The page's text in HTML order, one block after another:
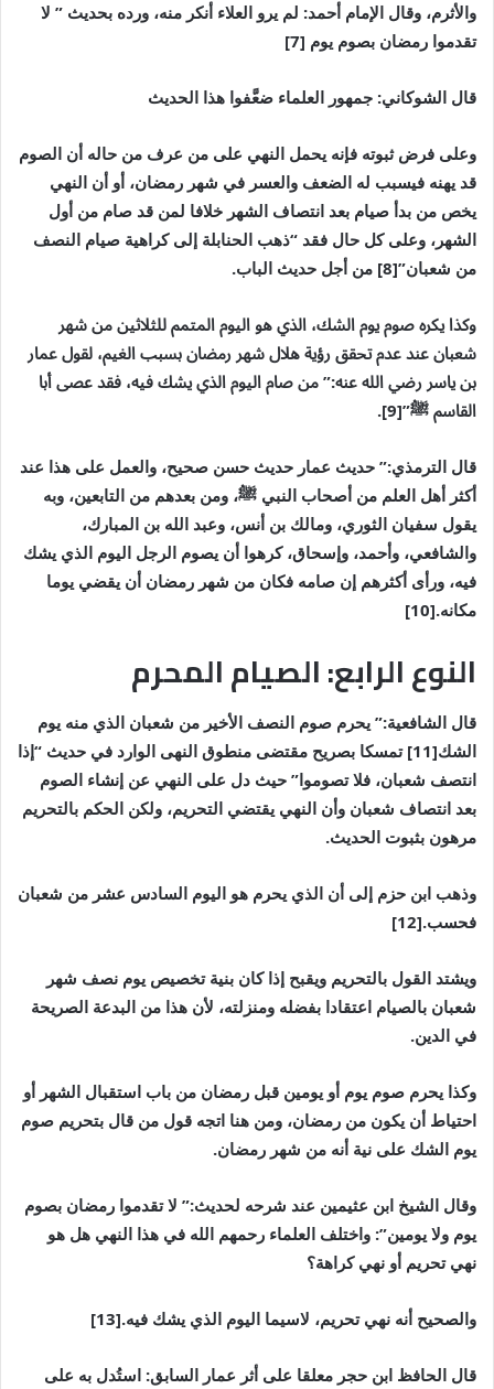
والأثرم، وقال الإمام أحمد: لم يرو العلاء أنكر منه، ورده بحديث ” لا
تقدموا رمضان بصوم يوم [7]
قال الشوكاني: جمهور العلماء ضعَّفوا هذا الحديث
وعلى فرض ثبوته فإنه يحمل النهي على من عرف من حاله أن الصوم
قد يهنه فيسبب له الضعف والعسر في شهر رمضان، أو أن النهي
يخص من بدأ صيام بعد انتصاف الشهر خلافا لمن قد صام من أول
الشهر، وعلى كل حال فقد “ذهب الحنابلة إلى كراهية صيام النصف
من شعبان”[8] من أجل حديث الباب.
وكذا يكره صوم يوم الشك، الذي هو اليوم المتمم للثلاثين من شهر
شعبان عند عدم تحقق رؤية هلال شهر رمضان بسبب الغيم، لقول عمار
بن ياسر رضي الله عنه:” من صام اليوم الذي يشك فيه، فقد عصى أبا
القاسم ﷺ”[9].
قال الترمذي:” حديث عمار حديث حسن صحيح، والعمل على هذا عند
أكثر أهل العلم من أصحاب النبي ﷺ، ومن بعدهم من التابعين، وبه
يقول سفيان الثوري، ومالك بن أنس، وعبد الله بن المبارك،
والشافعي، وأحمد، وإسحاق، كرهوا أن يصوم الرجل اليوم الذي يشك
فيه، ورأى أكثرهم إن صامه فكان من شهر رمضان أن يقضي يوما
مكانه.[10]
النوع الرابع: الصيام المحرم
قال الشافعية:” يحرم صوم النصف الأخير من شعبان الذي منه يوم
الشك[11] تمسكا بصريح مقتضى منطوق النهى الوارد في حديث “إذا
انتصف شعبان، فلا تصوموا” حيث دل على النهي عن إنشاء الصوم
بعد انتصاف شعبان وأن النهي يقتضي التحريم، ولكن الحكم بالتحريم
مرهون بثبوت الحديث.
وذهب ابن حزم إلى أن الذي يحرم هو اليوم السادس عشر من شعبان
فحسب.[12]
ويشتد القول بالتحريم ويقبح إذا كان بنية تخصيص يوم نصف شهر
شعبان بالصيام اعتقادا بفضله ومنزلته، لأن هذا من البدعة الصريحة
في الدين.
وكذا يحرم صوم يوم أو يومين قبل رمضان من باب استقبال الشهر أو
احتياط أن يكون من رمضان، ومن هنا اتجه قول من قال بتحريم صوم
يوم الشك على نية أنه من شهر رمضان.
وقال الشيخ ابن عثيمين عند شرحه لحديث:” لا تقدموا رمضان بصوم
يوم ولا يومين”: واختلف العلماء رحمهم الله في هذا النهي هل هو
نهي تحريم أو نهي كراهة؟
والصحيح أنه نهي تحريم، لاسيما اليوم الذي يشك فيه.[13]
قال الحافظ ابن حجر معلقا على أثر عمار السابق: استُدل به على